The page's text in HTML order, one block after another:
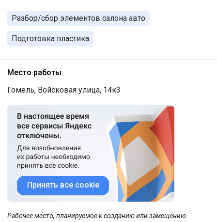
Разбор/сбор элементов салона авто
Подготовка пластика
Место работы
Гомель, Войсковая улица, 14к3
Принять все cookie
Рабочее место, планируемое к созданию или замещению